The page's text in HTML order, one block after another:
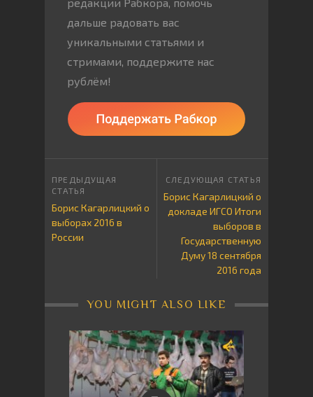
дальше радовать вас
уникальными статьями и
стримами, поддержите нас
рублём!
Борис Кагарлицкий о
выборах 2016 в
России
Борис Кагарлицкий о
докладе ИГСО Итоги
выборов в
Государственную
Думу 18 сентября
2016 года
YOU MIGHT ALSO LIKE